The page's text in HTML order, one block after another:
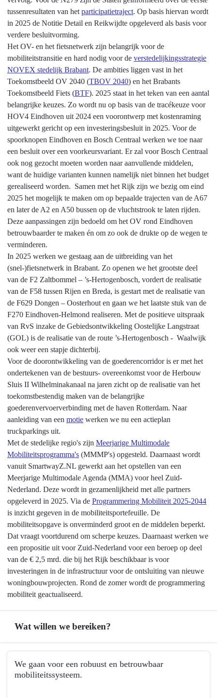
tussenresultaten van het participatietraject. Op basis hiervan wordt
in 2025 de Notitie Detail en Reikwijdte opgeleverd als basis voor
verdere besluitvorming.
Het OV- en het fietsnetwerk zijn belangrijk voor de
mobiliteitstransitie en hard nodig voor de verstedelijkingsstrategie
NOVEX stedelijk Brabant. De ambities liggen vast in het
Toekomstbeeld OV 2040 (TBOV 2040) en het Brabants
Toekomstbeeld Fiets (BTF). 2025 staat in het teken van een aantal
belangrijke keuzes. Zo wordt nu op basis van de tracékeuze voor
HOV4 Eindhoven uit 2024 een voorontwerp met kostenraming
uitgewerkt gericht op een investeringsbesluit in 2025. Voor de
spoorknopen Eindhoven en Bosch Centraal werken we toe naar
een besluit over een voorkeursvariant. Er zal voor Bosch Centraal
ook nog gezocht moeten worden naar aanvullende middelen,
want de huidige varianten kunnen namelijk niet binnen het budget
gerealiseerd worden. Samen met het Rijk zijn we bezig om eind
2025 het mogelijk te maken om op bepaalde trajecten van de A67
en later de A2 en A50 bussen op de vluchtstrook te laten rijden.
Deze aanpassingen zijn bedoeld om het OV rond Eindhoven
betrouwbaarder te maken én om zo ook de drukte op de wegen te
verminderen.
In 2025 werken we gestaag aan de uitbreiding van het
(snel-)fietsnetwerk in Brabant. Zo openen we het grootste deel
van de F2 Zaltbommel – ’s-Hertogenbosch, vordert de realisatie
van de F58 tussen Rijen en Breda, is gestart met de realisatie van
de F629 Dongen – Oosterhout en gaan we het laatste stuk van de
F270 Eindhoven-Helmond realiseren. Met de positieve uitspraak
van RvS inzake de Gebiedsontwikkeling Oostelijke Langstraat
(GOL) is de realisatie van de route ’s-Hertogenbosch - Waalwijk
ook weer een stapje dichterbij.
Voor de doorontwikkeling van de goederencorridor is er met het
ondertekenen van de bestuurs- overeenkomst voor de Herbouw
Sluis II Wilhelminakanaal na jaren zicht op de realisatie van het
toekomstbestendig maken van de belangrijke
goederenvervoerverbinding met de haven Rotterdam. Naar
aanleiding van een motie werken we nu een actieplan
truckparkings uit.
Met de stedelijke regio's zijn Meerjarige Multimodale
Mobiliteitsprogramma's (MMMP's) opgesteld. Daarnaast wordt
vanuit SmartwayZ.NL gewerkt aan het opstellen van een
Meerjarige Multimodale Agenda (MMA) voor heel Zuid-
Nederland. Deze wordt in gezamenlijkheid met alle partners
opgeleverd in 2025. Via de Programmering Mobiliteit 2025-2044
is inzicht gegeven in de mobiliteitsportefeuille. De
mobiliteitsopgave is onverminderd groot en de middelen beperkt.
Dat vraagt voortdurend om scherpe keuzes. Daarnaast werken we
een propositie uit voor Zuid-Nederland voor een beroep op deel
van de € 2,5 mrd. die bij het Rijk beschikbaar is voor
investeringen in de infrastructuur voor de ontsluiting van nieuwe
woningbouwprojecten. Rond de zomer wordt de programmering
mobiliteit geactualiseerd.
Wat willen we bereiken?
navigatie
We gaan voor een robuust en betrouwbaar
mobiliteitssysteem.